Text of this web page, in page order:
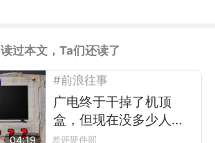
读过本文，Ta们还读了
04:19
#前浪往事
广电终于干掉了机顶
盒，但现在没多少人看
电视了
差评硬件部